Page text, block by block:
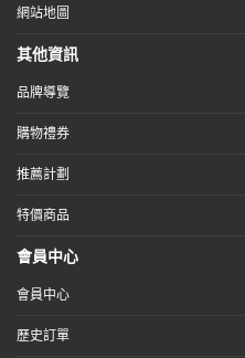
網站地圖
其他資訊
品牌導覽
購物禮券
推薦計劃
特價商品
會員中心
會員中心
歷史訂單